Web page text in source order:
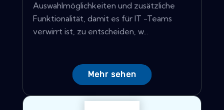
Auswahlmöglichkeiten und zusätzliche
Funktionalität, damit es für IT -Teams
verwirrt ist, zu entscheiden, w...
Mehr sehen